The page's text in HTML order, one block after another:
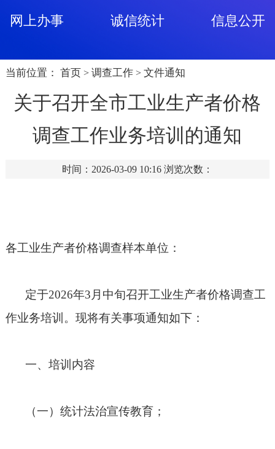
网上办事 诚信统计 信息公开
当前位置： 首页 > 调查工作 > 文件通知
关于召开全市工业生产者价格
调查工作业务培训的通知
时间：2026-03-09 10:16 浏览次数：
各工业生产者价格调查样本单位：
定于2026年3月中旬召开工业生产者价格调查工
作业务培训。现将有关事项通知如下：
一、培训内容
（一）统计法治宣传教育；